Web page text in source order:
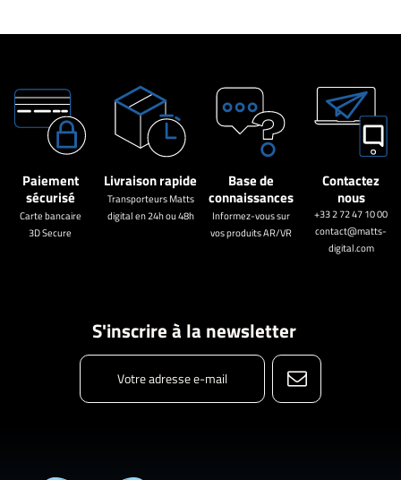
Paiement
sécurisé
Carte bancaire
3D Secure
Livraison rapide
Transporteurs Matts
digital en 24h ou 48h
Base de
connaissances
Informez-vous sur
vos produits AR/VR
Contactez
nous
+33 2 72 47 10 00
contact@matts-
digital.com
S'inscrire à la newsletter